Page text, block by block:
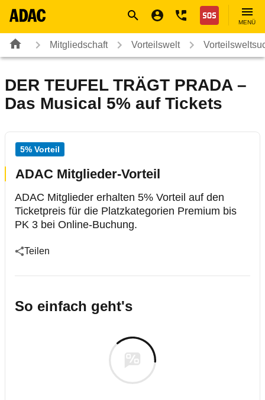
Nothilfe
MENÜ
Mitgliedschaft Vorteilswelt
DER TEUFEL TRÄGT PRADA –
Das Musical 5% auf Tickets
5% Vorteil
ADAC Mitglieder-Vorteil
ADAC Mitglieder erhalten 5% Vorteil auf den
Ticketpreis für die Platzkategorien Premium bis
PK 3 bei Online-Buchung.
Teilen
So einfach geht's